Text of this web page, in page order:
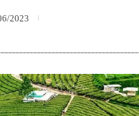
2023